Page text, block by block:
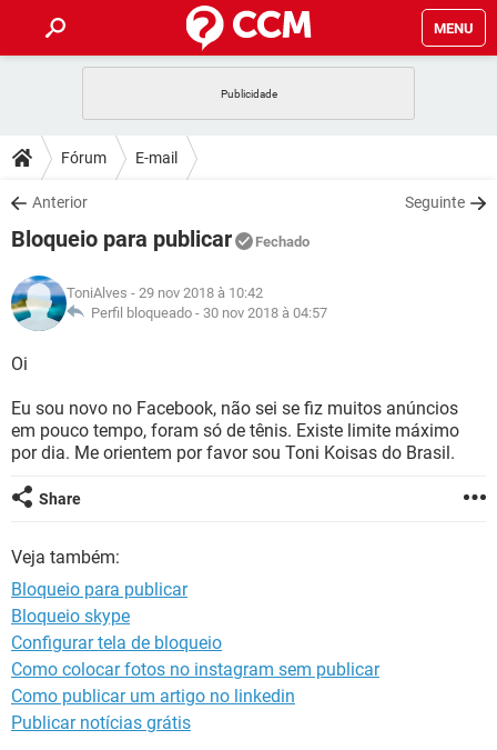
MENU
CELULAR
OUTLOOK
INSTAGRAM GMAIL
GUIA DE COMPRAS
DICAS
JOGOS
INSTAGRAM
GUIA DE COMPRAS
DOWNLOADS
JOGOS WHATSAPP
CELULAR
OUTLOOK EXCEL
INSTAGRAM
FÓRUM
JOGOS
CELULAR
OUTLOOK
INSTAGRAM GMAIL
GUIA DE COMPRAS
GLOSSÁRIO
JOGOS
OUTLOOK EXCEL
GUIA DE COMPRAS
Fórum E-mail
Anterior Seguinte
Bloqueio para publicar Fechado
ToniAlves - 29 nov 2018 à 10:42
Perfil bloqueado - 30 nov 2018 à 04:57
Oi
Eu sou novo no Facebook, não sei se fiz muitos anúncios
em pouco tempo, foram só de tênis. Existe limite máximo
por dia. Me orientem por favor sou Toni Koisas do Brasil.
Share
Veja também:
Bloqueio para publicar
Bloqueio skype
Configurar tela de bloqueio
Como colocar fotos no instagram sem publicar
Como publicar um artigo no linkedin
Publicar notícias grátis